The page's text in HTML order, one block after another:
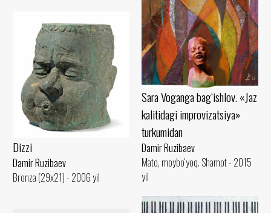
Sara Voganga bag‘ishlov. «Jaz
kalitidagi improvizatsiya»
turkumidan
Damir Ruzibaev
Mato, moybo‘yoq. Shamot - 2015
yil
Dizzi
Damir Ruzibaev
Bronza (29x21) - 2006 yil